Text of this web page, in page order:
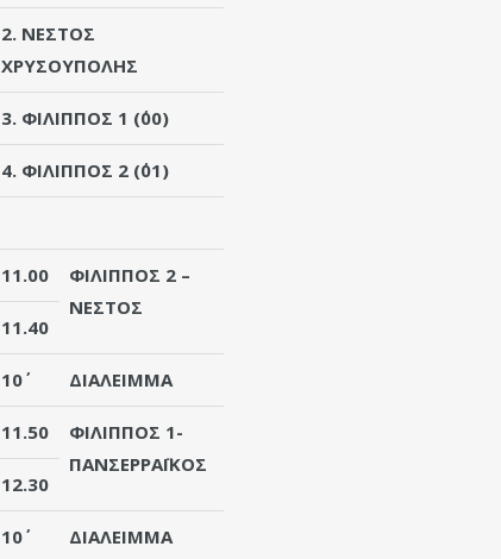
2. ΝΕΣΤΟΣ
ΧΡΥΣΟΥΠΟΛΗΣ
3. ΦΙΛΙΠΠΟΣ 1 (΄00)
4. ΦΙΛΙΠΠΟΣ 2 (΄01)
11.00 ΦΙΛΙΠΠΟΣ 2 –
ΝΕΣΤΟΣ
11.40
10΄ ΔΙΑΛΕΙΜΜΑ
11.50 ΦΙΛΙΠΠΟΣ 1-
ΠΑΝΣΕΡΡΑΪΚΟΣ
12.30
10΄ ΔΙΑΛΕΙΜΜΑ